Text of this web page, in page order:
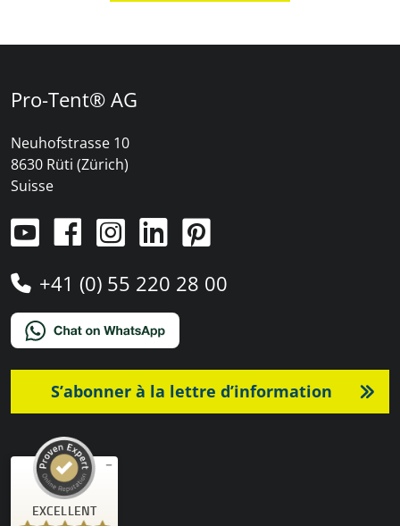
Pro-Tent® AG
Neuhofstrasse 10
8630 Rüti (Zürich)
Suisse
+41 (0) 55 220 28 00
S’abonner à la lettre d’information
EXCELLENT
Commentaires et expériences des clients pour
profils